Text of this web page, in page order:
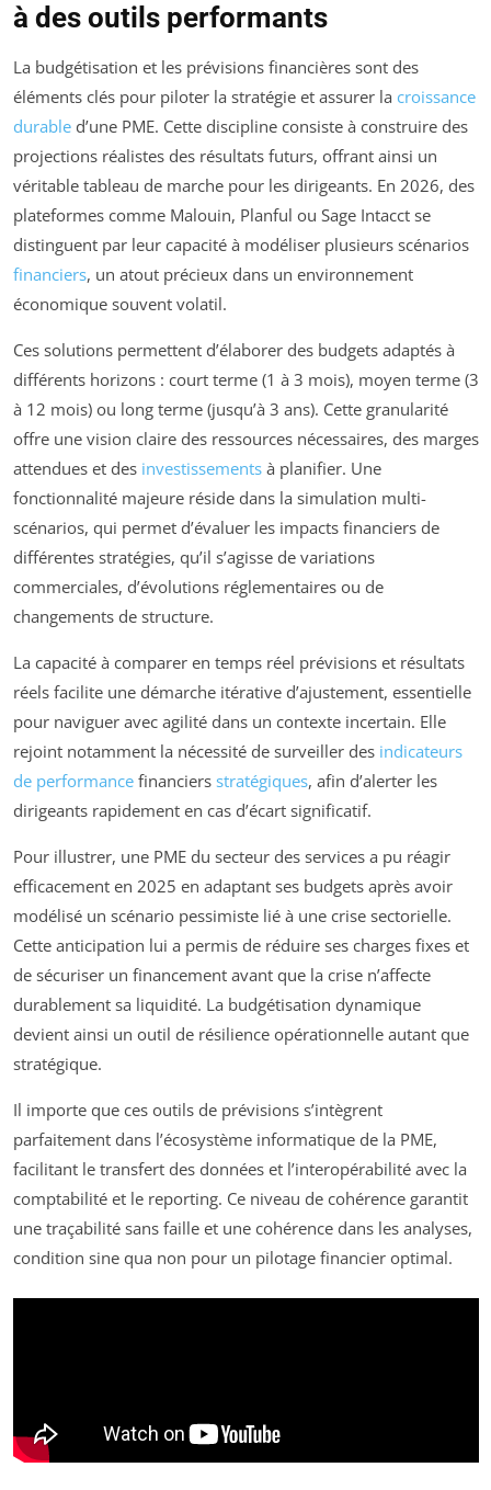
à des outils performants
La budgétisation et les prévisions financières sont des
éléments clés pour piloter la stratégie et assurer la croissance
durable d’une PME. Cette discipline consiste à construire des
projections réalistes des résultats futurs, offrant ainsi un
véritable tableau de marche pour les dirigeants. En 2026, des
plateformes comme Malouin, Planful ou Sage Intacct se
distinguent par leur capacité à modéliser plusieurs scénarios
financiers, un atout précieux dans un environnement
économique souvent volatil.
Ces solutions permettent d’élaborer des budgets adaptés à
différents horizons : court terme (1 à 3 mois), moyen terme (3
à 12 mois) ou long terme (jusqu’à 3 ans). Cette granularité
offre une vision claire des ressources nécessaires, des marges
attendues et des investissements à planifier. Une
fonctionnalité majeure réside dans la simulation multi-
scénarios, qui permet d’évaluer les impacts financiers de
différentes stratégies, qu’il s’agisse de variations
commerciales, d’évolutions réglementaires ou de
changements de structure.
La capacité à comparer en temps réel prévisions et résultats
réels facilite une démarche itérative d’ajustement, essentielle
pour naviguer avec agilité dans un contexte incertain. Elle
rejoint notamment la nécessité de surveiller des indicateurs
de performance financiers stratégiques, afin d’alerter les
dirigeants rapidement en cas d’écart significatif.
Pour illustrer, une PME du secteur des services a pu réagir
efficacement en 2025 en adaptant ses budgets après avoir
modélisé un scénario pessimiste lié à une crise sectorielle.
Cette anticipation lui a permis de réduire ses charges fixes et
de sécuriser un financement avant que la crise n’affecte
durablement sa liquidité. La budgétisation dynamique
devient ainsi un outil de résilience opérationnelle autant que
stratégique.
Il importe que ces outils de prévisions s’intègrent
parfaitement dans l’écosystème informatique de la PME,
facilitant le transfert des données et l’interopérabilité avec la
comptabilité et le reporting. Ce niveau de cohérence garantit
une traçabilité sans faille et une cohérence dans les analyses,
condition sine qua non pour un pilotage financier optimal.